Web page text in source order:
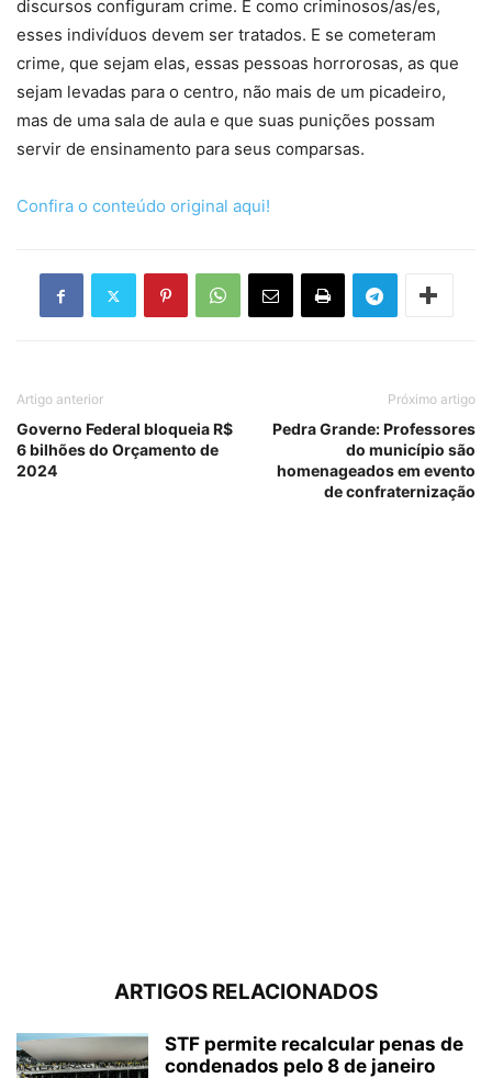
discursos configuram crime. E como criminosos/as/es,
esses indivíduos devem ser tratados. E se cometeram
crime, que sejam elas, essas pessoas horrorosas, as que
sejam levadas para o centro, não mais de um picadeiro,
mas de uma sala de aula e que suas punições possam
servir de ensinamento para seus comparsas.
Confira o conteúdo original aqui!
Artigo anterior
Governo Federal bloqueia R$
6 bilhões do Orçamento de
2024
Próximo artigo
Pedra Grande: Professores
do município são
homenageados em evento
de confraternização
ARTIGOS RELACIONADOS
STF permite recalcular penas de
condenados pelo 8 de janeiro